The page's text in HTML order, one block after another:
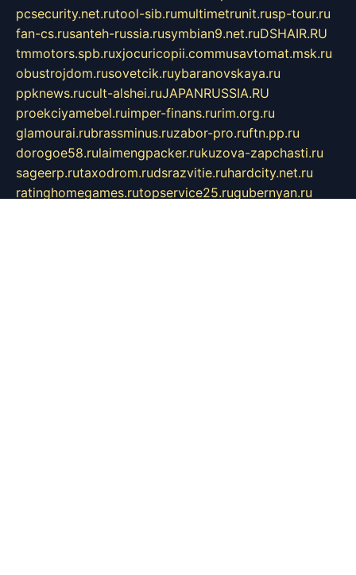
pcsecurity.net.rutool-sib.rumultimetrunit.rusp-tour.ru
fan-cs.rusanteh-russia.rusymbian9.net.ruDSHAIR.RU
tmmotors.spb.ruxjocuricopii.commusavtomat.msk.ru
obustrojdom.rusovetcik.ruybaranovskaya.ru
ppknews.rucult-alshei.ruJAPANRUSSIA.RU
proekciyamebel.ruimper-finans.rurim.org.ru
glamourai.rubrassminus.ruzabor-pro.ruftn.pp.ru
dorogoe58.rulaimengpacker.rukuzova-zapchasti.ru
sageerp.rutaxodrom.rudsrazvitie.ruhardcity.net.ru
ratinghomegames.rutopservice25.rugubernyan.ru